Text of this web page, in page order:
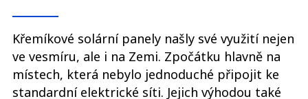
Křemíkové solární panely našly své využití nejen
ve vesmíru, ale i na Zemi. Zpočátku hlavně na
místech, která nebylo jednoduché připojit ke
standardní elektrické síti. Jejich výhodou také